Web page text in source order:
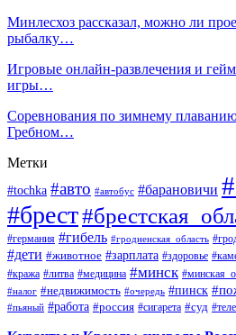
Минлесхоз рассказал, можно ли
рыбалку…
Игровые онлайн-развлечения и
игры…
Соревнования по зимнему
Гребном…
Метки
#tochka #авто #автобус #барановичи
#брест
#германия #гибель #гродненская_область
#дети #животное #зарплата #здоровье
#кража #литва #медицина #минск
#налог #недвижимость #очередь #пинск
#пьяный #работа #россия #сигарета #суд